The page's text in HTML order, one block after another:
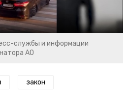
Video
службы и информации
АО
закон